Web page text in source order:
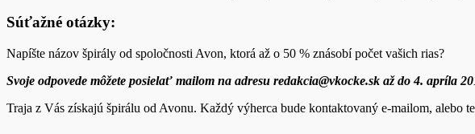
Súťažné otázky:
Napíšte názov špirály od spoločnosti Avon, ktorá až o 50 % znásobí počet vašich rias?
Svoje odpovede môžete posielať mailom na adresu redakcia@vkocke.sk až do 4. apríla
Traja z Vás získajú špirálu od Avonu. Každý výherca bude kontaktovaný e-mailom, alebo